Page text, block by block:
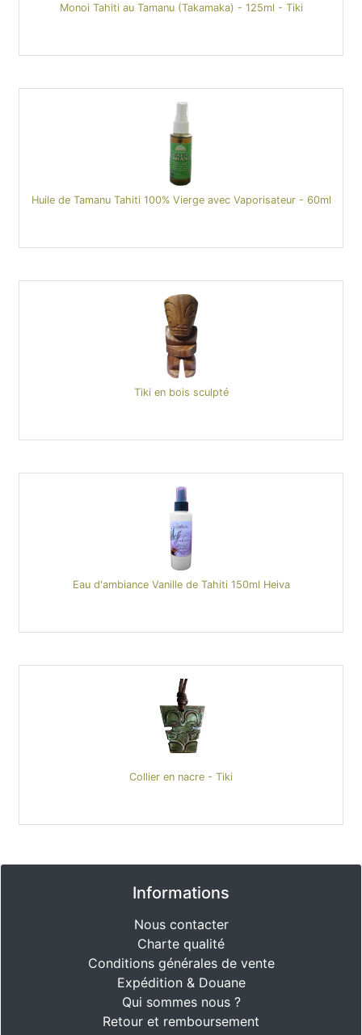
Monoi Tahiti au Tamanu (Takamaka) - 125ml - Tiki
Huile de Tamanu Tahiti 100% Vierge avec Vaporisateur - 60ml
Tiki en bois sculpté
Eau d'ambiance Vanille de Tahiti 150ml Heiva
Collier en nacre - Tiki
Informations
Nous contacter
Charte qualité
Conditions générales de vente
Expédition & Douane
Qui sommes nous ?
Retour et remboursement